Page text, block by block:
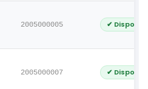
2005000005 ✔
2005000007 ✔